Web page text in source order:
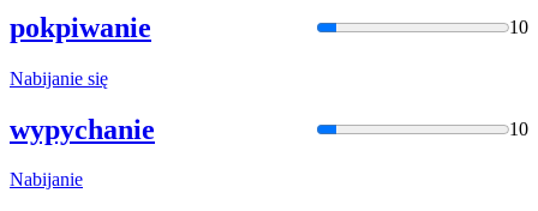
pokpiwanie 10
Nabijanie się
wypychanie 10
Nabijanie